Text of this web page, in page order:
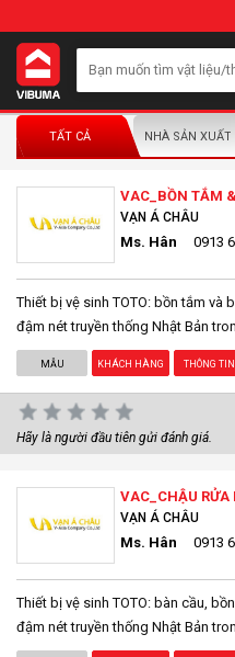
TẤT CẢ NHÀ SẢN
VAC_BỒN TẮM
VẠN Á CHÂU
Ms. Hân 0913
Thiết bị vệ sinh TOTO: bồn tắm và
đậm nét truyền thống Nhật Bản
MẪU KHÁCH HÀNG THÔNG TIN
Hãy là người đầu tiên gửi đánh giá.
VAC_CHẬU RỬA
VẠN Á CHÂU
Ms. Hân 0913
Thiết bị vệ sinh TOTO: bàn cầu,
đậm nét truyền thống Nhật Bản